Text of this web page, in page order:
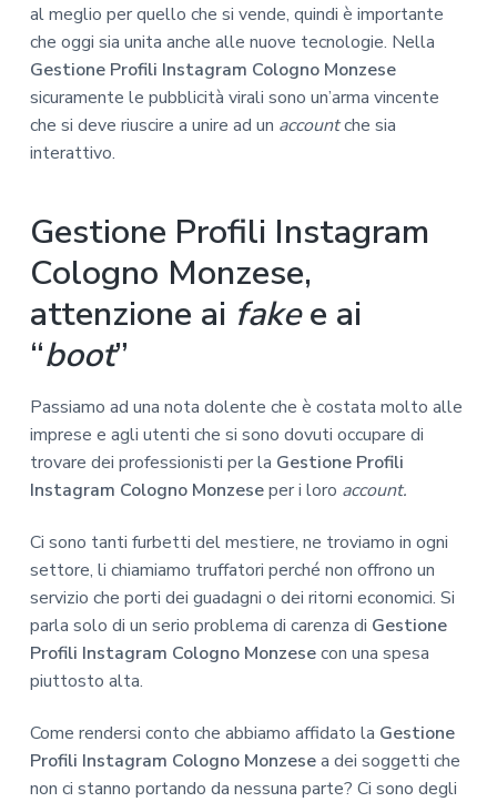
al meglio per quello che si vende, quindi è importante
che oggi sia unita anche alle nuove tecnologie. Nella
Gestione Profili Instagram Cologno Monzese
sicuramente le pubblicità virali sono un’arma vincente
che si deve riuscire a unire ad un accountche sia
interattivo.
Gestione Profili Instagram
Cologno Monzese,
attenzione ai fakee ai
“boot”
Passiamo ad una nota dolente che è costata molto alle
imprese e agli utenti che si sono dovuti occupare di
trovare dei professionisti per la Gestione Profili
Instagram Cologno Monzeseper i loro account.
Ci sono tanti furbetti del mestiere, ne troviamo in ogni
settore, li chiamiamo truffatori perché non offrono un
servizio che porti dei guadagni o dei ritorni economici. Si
parla solo di un serio problema di carenza di Gestione
Profili Instagram Cologno Monzesecon una spesa
piuttosto alta.
Come rendersi conto che abbiamo affidato la Gestione
Profili Instagram Cologno Monzesea dei soggetti che
non ci stanno portando da nessuna parte? Ci sono degli